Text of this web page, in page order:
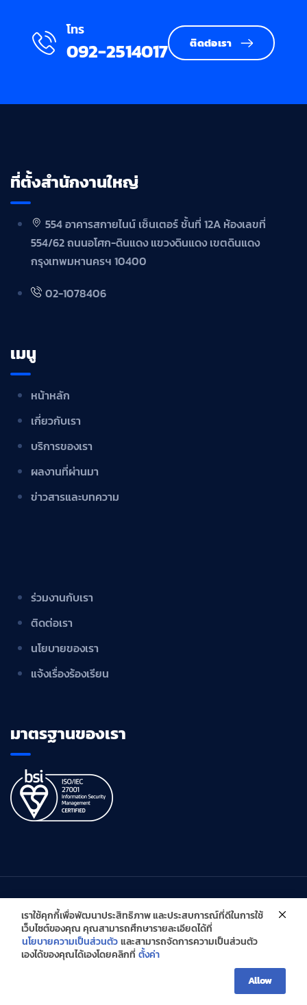
โทร
092-2514017 ติดต่อเรา
ที่ตั้งสำนักงานใหญ่
554 อาคารสกายไนน์ เซ็นเตอร์ ชั้นที่ 12A ห้องเลขที่
554/62 ถนนอโศก-ดินแดง แขวงดินแดง เขตดินแดง
กรุงเทพมหานครฯ 10400
02-1078406
เมนู
หน้าหลัก
เกี่ยวกับเรา
บริการของเรา
ผลงานที่ผ่านมา
ข่าวสารและบทความ
ร่วมงานกับเรา
ติดต่อเรา
นโยบายของเรา
แจ้งเรื่องร้องเรียน
มาตรฐานของเรา
Copyright © Global Innovative Solutions Co., Ltd. All Right
Reserved
เราใช้คุกกี้เพื่อพัฒนาประสิทธิภาพ และประสบการณ์ที่ดีในการใช้
เว็บไซต์ของคุณ คุณสามารถศึกษารายละเอียดได้ที่
นโยบายความเป็นส่วนตัวและสามารถจัดการความเป็นส่วนตัว
เองได้ของคุณได้เองโดยคลิกที่ตั้งค่า
Allow